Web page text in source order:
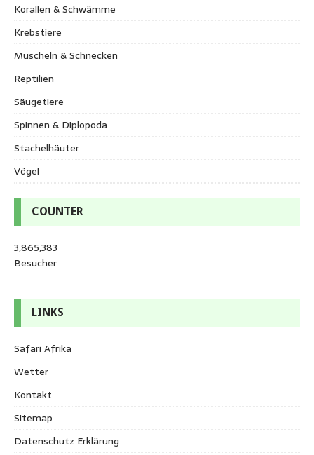
Korallen & Schwämme
Krebstiere
Muscheln & Schnecken
Reptilien
Säugetiere
Spinnen & Diplopoda
Stachelhäuter
Vögel
COUNTER
3,865,383
Besucher
LINKS
Safari Afrika
Wetter
Kontakt
Sitemap
Datenschutz Erklärung